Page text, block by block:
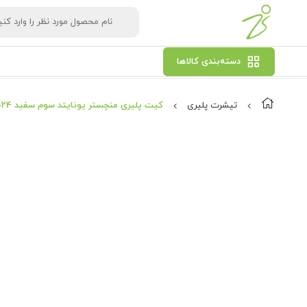
دسته‌بندی کالاها
تیشرت پلیری کیت پلیری منچستر یونایتد سوم سفید 2024